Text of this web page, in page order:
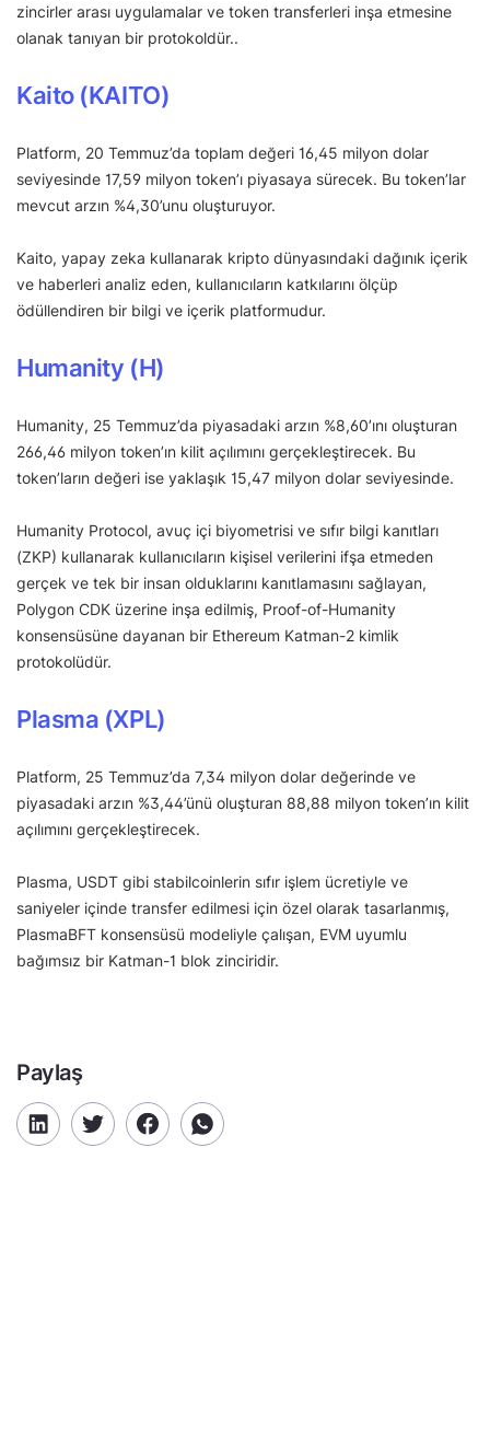
zincirler arası uygulamalar ve token transferleri inşa etmesine
olanak tanıyan bir protokoldür..
Kaito (KAITO)
Platform, 20 Temmuz’da toplam değeri 16,45 milyon dolar
seviyesinde 17,59 milyon token’ı piyasaya sürecek. Bu token’lar
mevcut arzın %4,30’unu oluşturuyor.
Kaito, yapay zeka kullanarak kripto dünyasındaki dağınık içerik
ve haberleri analiz eden, kullanıcıların katkılarını ölçüp
ödüllendiren bir bilgi ve içerik platformudur.
Humanity (H)
Humanity, 25 Temmuz’da piyasadaki arzın %8,60’ını oluşturan
266,46 milyon token’ın kilit açılımını gerçekleştirecek. Bu
token’ların değeri ise yaklaşık 15,47 milyon dolar seviyesinde.
Humanity Protocol, avuç içi biyometrisi ve sıfır bilgi kanıtları
(ZKP) kullanarak kullanıcıların kişisel verilerini ifşa etmeden
gerçek ve tek bir insan olduklarını kanıtlamasını sağlayan,
Polygon CDK üzerine inşa edilmiş, Proof-of-Humanity
konsensüsüne dayanan bir Ethereum Katman-2 kimlik
protokolüdür.
Plasma (XPL)
Platform, 25 Temmuz’da 7,34 milyon dolar değerinde ve
piyasadaki arzın %3,44’ünü oluşturan 88,88 milyon token’ın kilit
açılımını gerçekleştirecek.
Plasma, USDT gibi stabilcoinlerin sıfır işlem ücretiyle ve
saniyeler içinde transfer edilmesi için özel olarak tasarlanmış,
PlasmaBFT konsensüsü modeliyle çalışan, EVM uyumlu
bağımsız bir Katman-1 blok zinciridir.
Paylaş